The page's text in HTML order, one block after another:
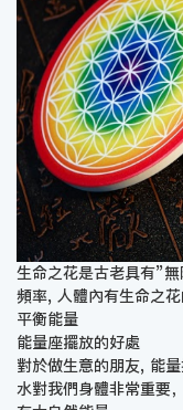
生命之花是古老具有”
頻率, 人體內有生命之
平衡能量
能量座擺放的好處
對於做生意的朋友, 能
水對我們身體非常重要